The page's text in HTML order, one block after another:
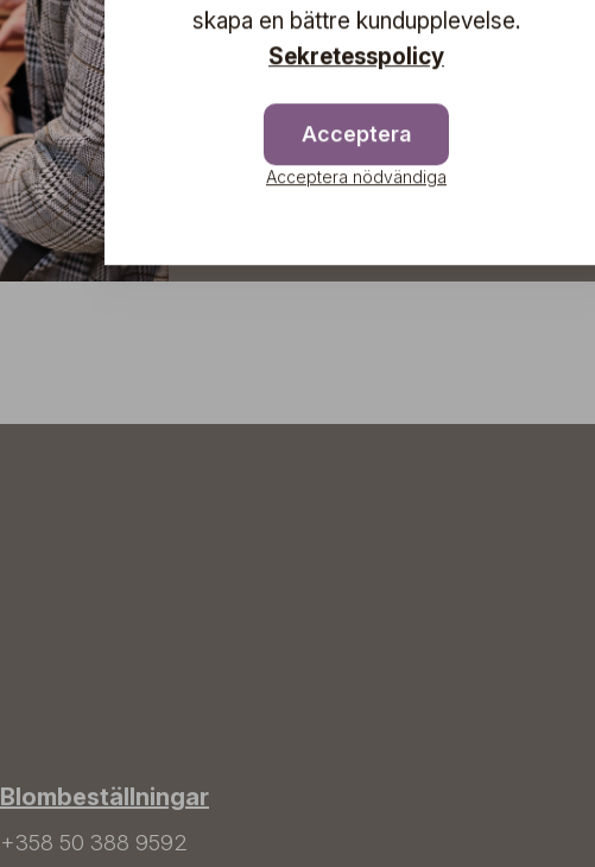
Blombeställningar
+358 50 388 9592
skapa en bättre kundupplevelse.
Sekretesspolicy
Acceptera
Acceptera nödvändiga